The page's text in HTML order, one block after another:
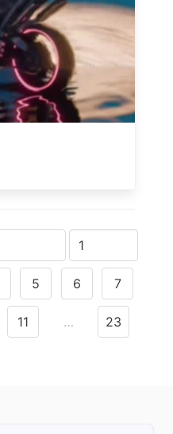
5 6 7
11 … 23